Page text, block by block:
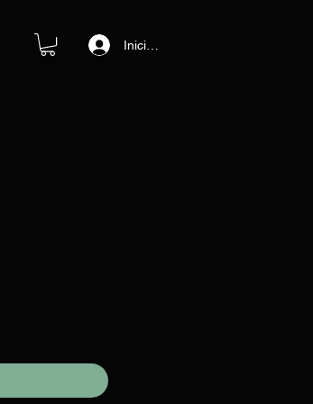
Iniciar sesión